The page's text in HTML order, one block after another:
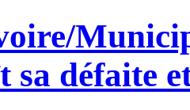
sa défaite